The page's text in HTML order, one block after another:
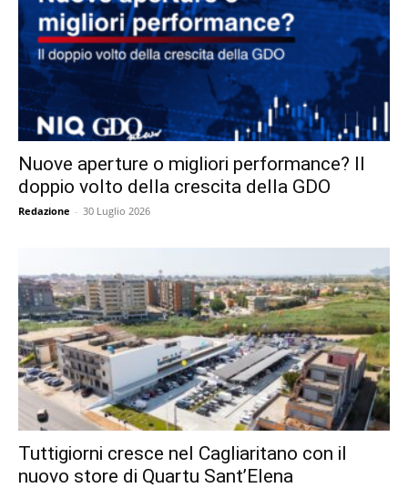
Nuove aperture o migliori performance? Il
doppio volto della crescita della GDO
Redazione - 30 Luglio 2026
Tuttigiorni cresce nel Cagliaritano con il
nuovo store di Quartu Sant’Elena